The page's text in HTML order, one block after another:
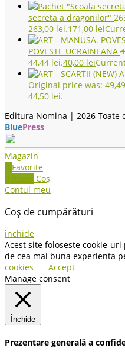
secreta a dragonilor"
263,00 lei.171,00 lei
POVESTE UCRAINEANA
44,44 lei.40,00 lei
Original price was:
44,50 lei.
Editura Nomina | 2026 Toate
BluePress
Magazin
0 Favorite
0 items Coș
Contul meu
Coș de cumpărături
închide
Acest site foloseste cookie-
de cea mai buna experienta
cookies
Accept
Manage consent
Închide
Prezentare generală a